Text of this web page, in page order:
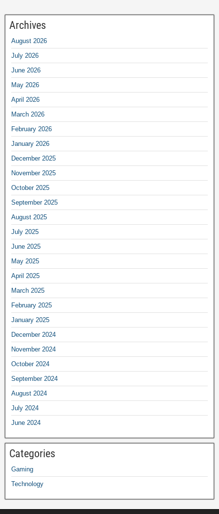
Archives
August 2026
July 2026
June 2026
May 2026
April 2026
March 2026
February 2026
January 2026
December 2025
November 2025
October 2025
September 2025
August 2025
July 2025
June 2025
May 2025
April 2025
March 2025
February 2025
January 2025
December 2024
November 2024
October 2024
September 2024
August 2024
July 2024
June 2024
Categories
Gaming
Technology